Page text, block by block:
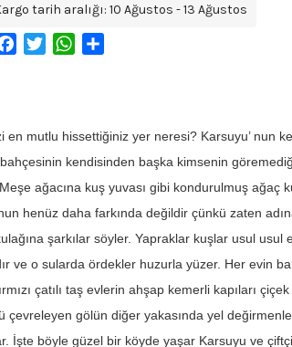
tarih aralığı: 10 Ağustos - 13 Ağustos
FacebookTwitterWhatsApp
en mutlu hissettiğiniz yer neresi? Karsuyu’ nun
kendisinden başka kimsenin
ağacına kuş yuvası gibi kondurulmuş
henüz daha farkında değildir çünkü zaten
şarkılar söyler. Yapraklar kuşlar usul
ve o sularda ördekler huzurla yüzer. Her evin
çatılı taş evlerin ahşap kemerli kapıları
çevreleyen gölün diğer yakasında yel
İşte böyle güzel bir köyde yaşar Karsuyu ve